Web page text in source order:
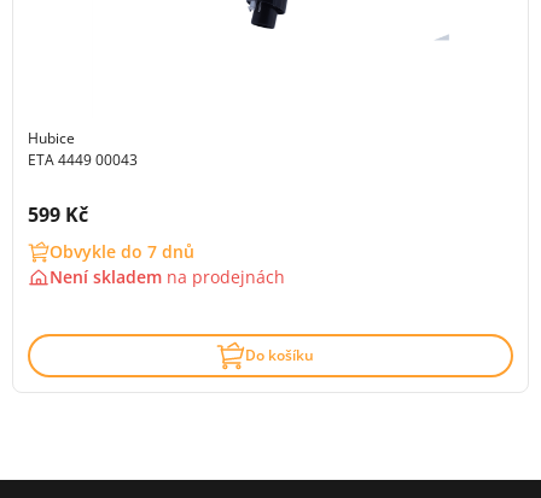
Hubice
ETA 4449 00043
Cena s DPH:
599 Kč
Obvykle do 7 dnů
Není skladem na prodejnách
Do košíku